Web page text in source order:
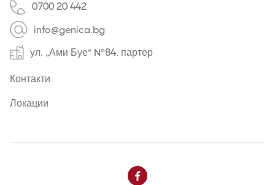
0700 20 442
info@genica.bg
ул. „Ами Буе“ №84, партер
Контакти
Локации
